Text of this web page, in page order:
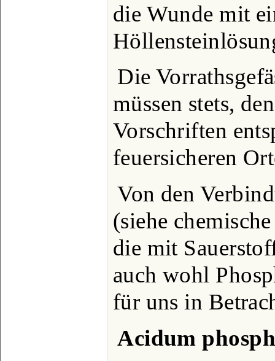
die Wunde mit
Die
müssen stets,
Vorschriften
feuersicheren
Von den
(siehe
die mit
auch wohl
für uns in
Acidum